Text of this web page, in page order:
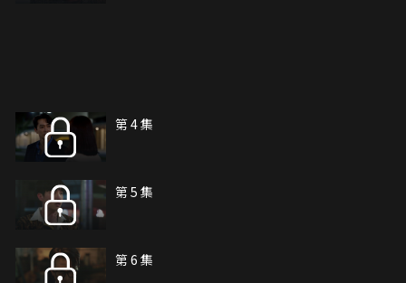
第 4 集
第 5 集
第 6 集